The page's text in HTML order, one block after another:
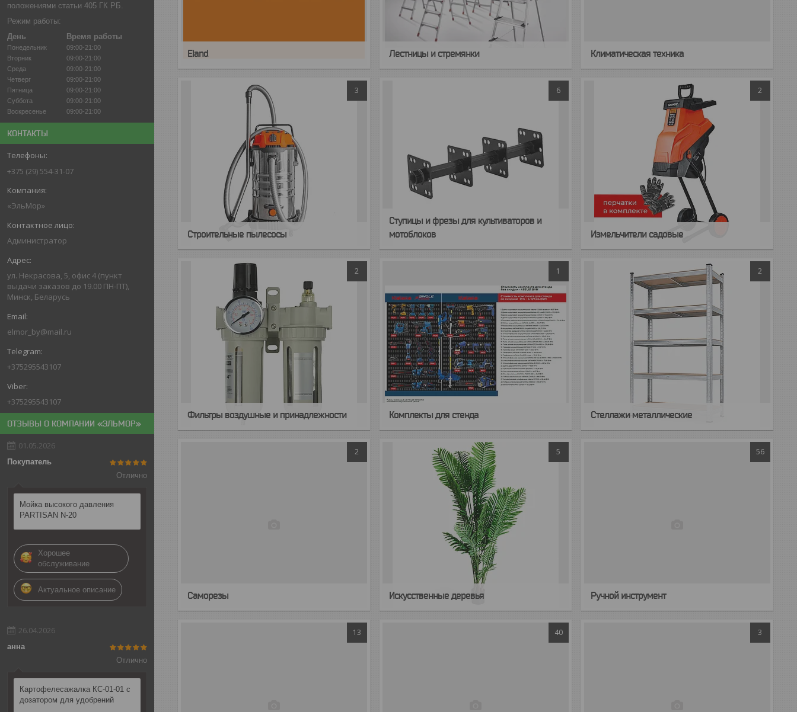
положениями статьи 405 ГК РБ.
Режим работы:
День
Время работы
Понедельник
09:00-21:00
Вторник
09:00-21:00
Среда
09:00-21:00
Четверг
09:00-21:00
Пятница
09:00-21:00
Суббота
09:00-21:00
Воскресенье
09:00-21:00
КОНТАКТЫ
+375 (29) 554-31-07
«ЭльМор»
Администратор
ул. Некрасова, 5, офис 4 (пункт
выдачи заказов до 19.00 ПН-ПТ),
Минск, Беларусь
elmor_by@mail.ru
+375295543107
+375295543107
ОТЗЫВЫ О КОМПАНИИ «ЭЛЬМОР»
01.05.2026
Покупатель
Отлично
Мойка высокого давления
PARTISAN N-20
Хорошее
обслуживание
Актуальное описание
26.04.2026
анна
Отлично
Картофелесажалка КС-01-01 с
дозатором для удобрений
Eland Лестницы и стремянки Климатическая техника
3
Строительные пылесосы
6
Ступицы и фрезы для культиваторов и
мотоблоков
2
Измельчители садовые
2
Фильтры воздушные и принадлежности
1
Комплекты для стенда
2
Cтеллажи металлические
2
Саморезы
5
Искусственные деревья
56
Ручной инструмент
13 40 3